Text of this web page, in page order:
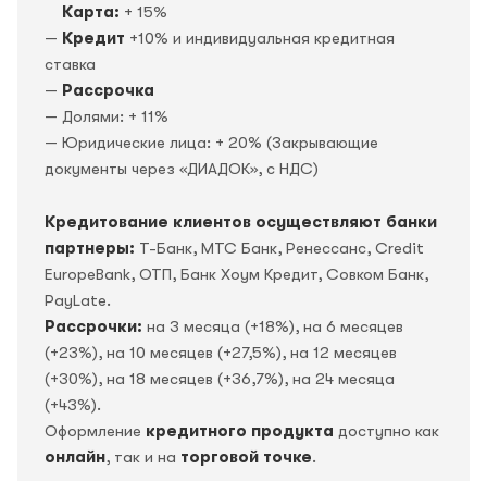
Карта: + 15%
— Кредит +10% и индивидуальная кредитная
ставка
— Рассрочка
— Долями: + 11%
— Юридические лица: + 20% (Закрывающие
документы через «ДИАДОК», c НДС)
Кредитование клиентов осуществляют банки
партнеры: Т-Банк, МТС Банк, Ренессанс, Credit
EuropeBank, OTП, Банк Хоум Кредит, Совком Банк,
PayLate.
Рассрочки: на 3 месяца (+18%), на 6 месяцев
(+23%), на 10 месяцев (+27,5%), на 12 месяцев
(+30%), на 18 месяцев (+36,7%), на 24 месяца
(+43%).
Оформление кредитного продукта доступно как
онлайн, так и на торговой точке.